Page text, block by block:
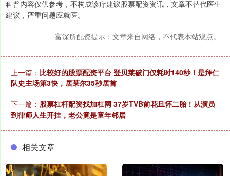
科普内容仅供参考，不构成诊疗建议股票配资资讯，文章不替代医生
建议，严重问题应就医。
富深所配资提示：文章来自网络，不代表本站观点。
上一篇： 比较好的股票配资平台 登贝莱破门仅耗时140秒！是拜仁
队史主场第3快，居莱尔35秒居首
下一篇： 股票杠杆配资找加杠网 37岁TVB前花旦怀二胎！从演员
到律师人生开挂，老公竟是童年邻居
相关文章